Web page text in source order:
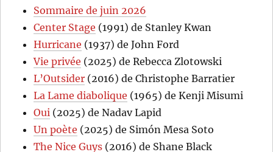
Sommaire de juin 2026
Center Stage (1991) de Stanley Kwan
Hurricane (1937) de John Ford
Vie privée (2025) de Rebecca Zlotowski
L’Outsider (2016) de Christophe Barratier
La Lame diabolique (1965) de Kenji Misumi
Oui (2025) de Nadav Lapid
Un poète (2025) de Simón Mesa Soto
The Nice Guys (2016) de Shane Black